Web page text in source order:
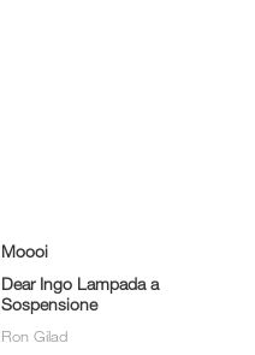
Moooi
Dear Ingo Lampada a
Sospensione
Ron Gilad